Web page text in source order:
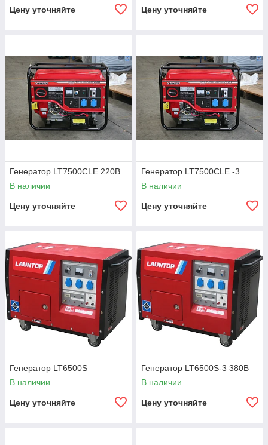
Цену уточняйте Цену уточняйте
Генератор LT7500CLE 220В
В наличии
Цену уточняйте
Генератор LT7500CLE -3
В наличии
Цену уточняйте
Генератор LT6500S
В наличии
Цену уточняйте
Генератор LT6500S-3 380В
В наличии
Цену уточняйте